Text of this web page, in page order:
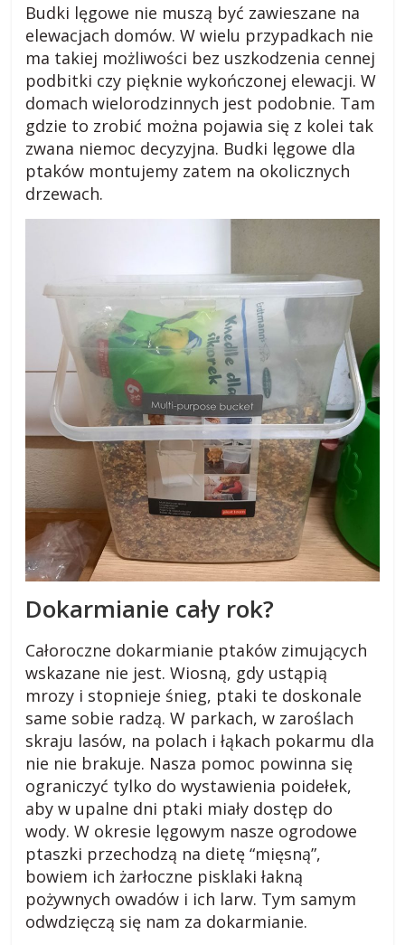
Budki lęgowe nie muszą być zawieszane na
elewacjach domów. W wielu przypadkach nie
ma takiej możliwości bez uszkodzenia cennej
podbitki czy pięknie wykończonej elewacji. W
domach wielorodzinnych jest podobnie. Tam
gdzie to zrobić można pojawia się z kolei tak
zwana niemoc decyzyjna. Budki lęgowe dla
ptaków montujemy zatem na okolicznych
drzewach.
Dokarmianie cały rok?
Całoroczne dokarmianie ptaków zimujących
wskazane nie jest. Wiosną, gdy ustąpią
mrozy i stopnieje śnieg, ptaki te doskonale
same sobie radzą. W parkach, w zaroślach
skraju lasów, na polach i łąkach pokarmu dla
nie nie brakuje. Nasza pomoc powinna się
ograniczyć tylko do wystawienia poidełek,
aby w upalne dni ptaki miały dostęp do
wody. W okresie lęgowym nasze ogrodowe
ptaszki przechodzą na dietę “mięsną”,
bowiem ich żarłoczne pisklaki łakną
pożywnych owadów i ich larw. Tym samym
odwdzięczą się nam za dokarmianie.